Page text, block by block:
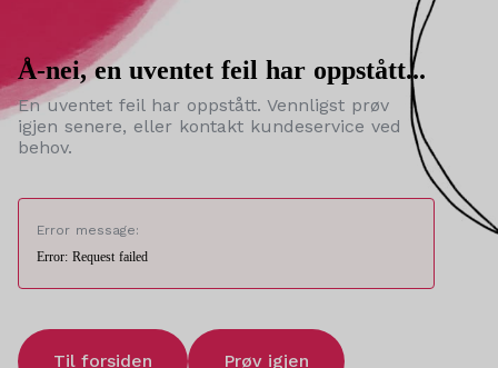
Å-nei, en uventet feil har oppstått...
En uventet feil har oppstått. Vennligst prøv
igjen senere, eller kontakt kundeservice ved
behov.
Error message:
Error: Request failed
Til forsiden Prøv igjen